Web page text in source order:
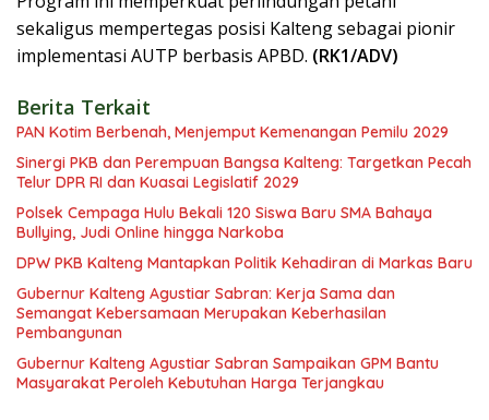
sekaligus mempertegas posisi Kalteng sebagai pionir
implementasi AUTP berbasis APBD. (RK1/ADV)
Berita Terkait
PAN Kotim Berbenah, Menjemput Kemenangan Pemilu 2029
Sinergi PKB dan Perempuan Bangsa Kalteng: Targetkan Pecah
Telur DPR RI dan Kuasai Legislatif 2029
Polsek Cempaga Hulu Bekali 120 Siswa Baru SMA Bahaya
Bullying, Judi Online hingga Narkoba
DPW PKB Kalteng Mantapkan Politik Kehadiran di Markas Baru
Gubernur Kalteng Agustiar Sabran: Kerja Sama dan
Semangat Kebersamaan Merupakan Keberhasilan
Pembangunan
Gubernur Kalteng Agustiar Sabran Sampaikan GPM Bantu
Masyarakat Peroleh Kebutuhan Harga Terjangkau